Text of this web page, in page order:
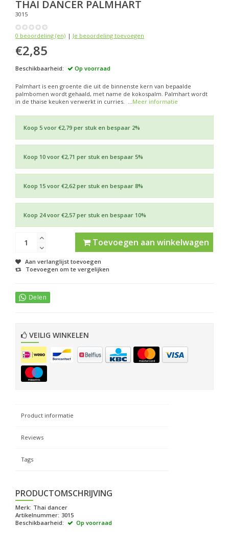
THAI DANCER PALMHART
3015
0 beoordeling (en) | Je beoordeling toevoegen
€2,85
Beschikbaarheid: Op voorraad
Palmhart is een groente die uit de binnenste kern van bepaalde
palmbomen wordt gehaald, met name de kokospalm. Palmhart wordt
in de thaise keuken verwerkt in curries. ...Meer informatie
Koop 5 voor €2,79 per stuk en bespaar 2%
Koop 10 voor €2,71 per stuk en bespaar 5%
Koop 15 voor €2,62 per stuk en bespaar 8%
Koop 24 voor €2,57 per stuk en bespaar 10%
Toevoegen aan winkelwagen
Aan verlanglijst toevoegen
Toevoegen om te vergelijken
VEILIG WINKELEN
Product informatie
Reviews
Tags
PRODUCTOMSCHRIJVING
Merk: Thai dancer
Artikelnummer: 3015
Beschikbaarheid:
Op voorraad